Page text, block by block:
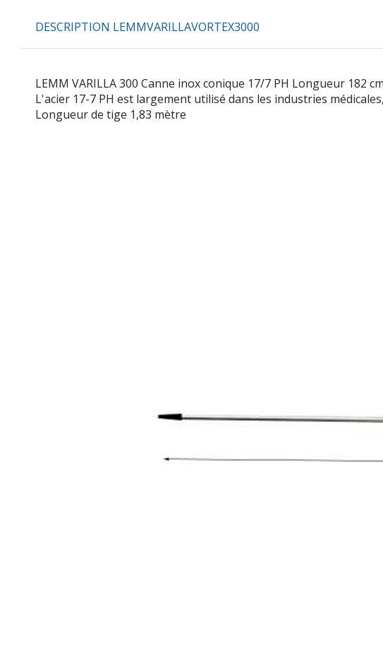
DESCRIPTION LEMMVARILLAVORTEX3000
LEMM VARILLA 300 Canne inox conique 17/7 PH Longueur 182
L'acier 17-7 PH est largement utilisé dans les industries
Longueur de tige 1,83 mètre